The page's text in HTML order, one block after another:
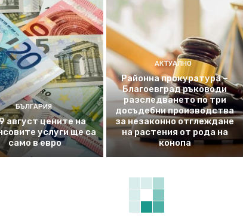
БЪЛГАРИЯ
август цените на
услуги ще са
само в евро
АКТУАЛНО
Районна прокуратура –
Благоевград ръководи
разследването по три
досъдебни производства
за незаконно отглеждане
на растения от рода на
конопа